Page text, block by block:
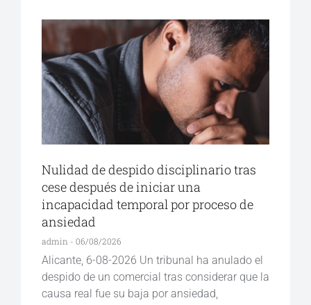
Nulidad de despido disciplinario tras
cese después de iniciar una
incapacidad temporal por proceso de
ansiedad
admin 06/08/2026
Alicante, 6-08-2026 Un tribunal ha anulado el
despido de un comercial tras considerar que la
causa real fue su baja por ansiedad,